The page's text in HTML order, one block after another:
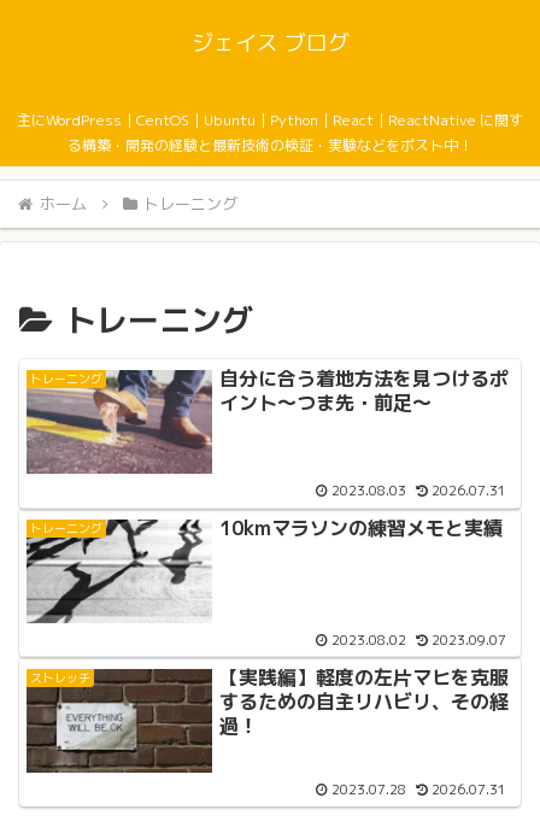
ジェイス ブログ
主にWordPress｜CentOS｜Ubuntu｜Python｜React｜ReactNative に関す
る構築・開発の経験と最新技術の検証・実験などをポスト中！
ホーム トレーニング
トレーニング
トレーニング
自分に合う着地方法を見つけるポ
イント〜つま先・前足〜
2023.08.03 2026.07.31
トレーニング 10kmマラソンの練習メモと実績
2023.08.02 2023.09.07
ストレッチ
【実践編】軽度の左片マヒを克服
するための自主リハビリ、その経
過！
2023.07.28 2026.07.31